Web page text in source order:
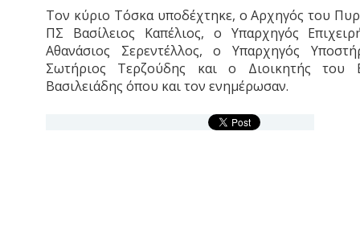
Τον κύριο Τόσκα υποδέχτηκε, ο Αρχηγός του
ΠΣ Βασίλειος Καπέλιος, ο Υπαρχηγός
Αθανάσιος Σερεντέλλος, ο Υπαρχηγός
Σωτήριος Τερζούδης και ο Διοικητής του
Βασιλειάδης όπου και τον ενημέρωσαν.